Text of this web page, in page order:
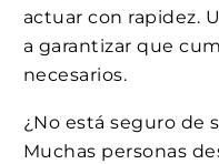
actuar con rapidez.
a garantizar que
necesarios.
¿No está seguro de
Muchas personas